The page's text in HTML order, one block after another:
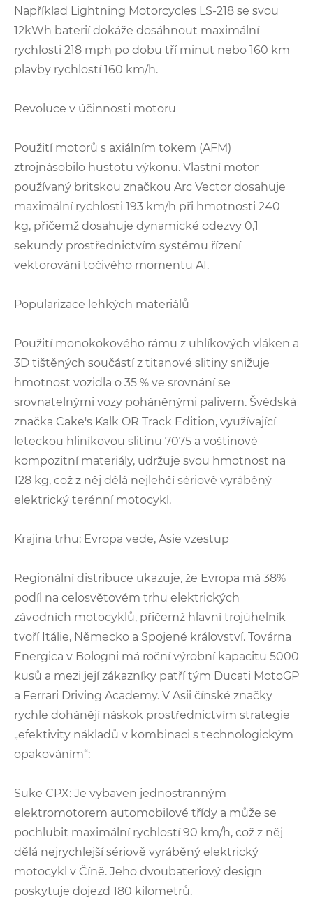
Například Lightning Motorcycles LS-218 se svou
12kWh baterií dokáže dosáhnout maximální
rychlosti 218 mph po dobu tří minut nebo 160 km
plavby rychlostí 160 km/h.
Revoluce v účinnosti motoru
Použití motorů s axiálním tokem (AFM)
ztrojnásobilo hustotu výkonu. Vlastní motor
používaný britskou značkou Arc Vector dosahuje
maximální rychlosti 193 km/h při hmotnosti 240
kg, přičemž dosahuje dynamické odezvy 0,1
sekundy prostřednictvím systému řízení
vektorování točivého momentu AI.
Popularizace lehkých materiálů
Použití monokokového rámu z uhlíkových vláken a
3D tištěných součástí z titanové slitiny snižuje
hmotnost vozidla o 35 % ve srovnání se
srovnatelnými vozy poháněnými palivem. Švédská
značka Cake's Kalk OR Track Edition, využívající
leteckou hliníkovou slitinu 7075 a voštinové
kompozitní materiály, udržuje svou hmotnost na
128 kg, což z něj dělá nejlehčí sériově vyráběný
elektrický terénní motocykl.
Krajina trhu: Evropa vede, Asie vzestup
Regionální distribuce ukazuje, že Evropa má 38%
podíl na celosvětovém trhu elektrických
závodních motocyklů, přičemž hlavní trojúhelník
tvoří Itálie, Německo a Spojené království. Továrna
Energica v Bologni má roční výrobní kapacitu 5000
kusů a mezi její zákazníky patří tým Ducati MotoGP
a Ferrari Driving Academy. V Asii čínské značky
rychle dohánějí náskok prostřednictvím strategie
„efektivity nákladů v kombinaci s technologickým
opakováním“:
Suke CPX: Je vybaven jednostranným
elektromotorem automobilové třídy a může se
pochlubit maximální rychlostí 90 km/h, což z něj
dělá nejrychlejší sériově vyráběný elektrický
motocykl v Číně. Jeho dvoubateriový design
poskytuje dojezd 180 kilometrů.